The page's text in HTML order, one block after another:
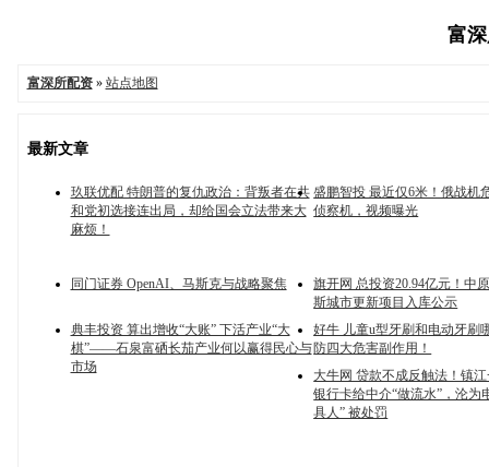
富
富深所配资» 站点地图
最新文章
玖联优配 特朗普的复仇政治：背叛者在共
和党初选接连出局，却给国会立法带来大
麻烦！
盛鹏智投 最近仅6米！俄战机
侦察机，视频曝光
同门证券 OpenAI、马斯克与战略聚焦
旗开网 总投资20.94亿元！中
斯城市更新项目入库公示
典丰投资 算出增收“大账” 下活产业“大
棋”——石泉富硒长茄产业何以赢得民心与
市场
好牛 儿童u型牙刷和电动牙刷
防四大危害副作用！
大牛网 贷款不成反触法！镇
银行卡给中介“做流水”，沦为
具人” 被处罚